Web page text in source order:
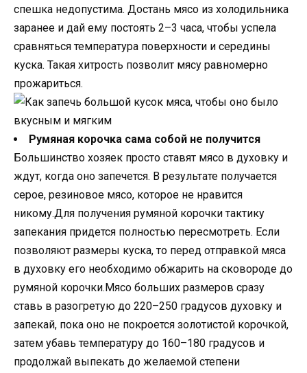
спешка недопустима. Достань мясо из холодильника
заранее и дай ему постоять 2–3 часа, чтобы успела
сравняться температура поверхности и середины
куска. Такая хитрость позволит мясу равномерно
прожариться.
Румяная корочка сама собой не получится
Большинство хозяек просто ставят мясо в духовку и
ждут, когда оно запечется. В результате получается
серое, резиновое мясо, которое не нравится
никому.Для получения румяной корочки тактику
запекания придется полностью пересмотреть. Если
позволяют размеры куска, то перед отправкой мяса
в духовку его необходимо обжарить на сковороде до
румяной корочки.Мясо больших размеров сразу
ставь в разогретую до 220–250 градусов духовку и
запекай, пока оно не покроется золотистой корочкой,
затем убавь температуру до 160–180 градусов и
продолжай выпекать до желаемой степени